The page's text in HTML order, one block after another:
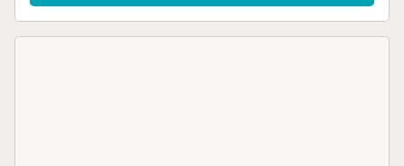
espace confortable et un hébergement de grande qualité.